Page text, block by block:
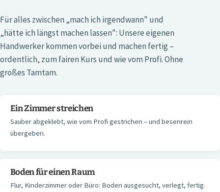
Für alles zwischen „mach ich irgendwann" und
„hätte ich längst machen lassen": Unsere eigenen
Handwerker kommen vorbei und machen fertig –
ordentlich, zum fairen Kurs und wie vom Profi. Ohne
großes Tamtam.
Ein Zimmer streichen
Sauber abgeklebt, wie vom Profi gestrichen – und besenrein
übergeben.
Boden für einen Raum
Flur, Kinderzimmer oder Büro: Boden ausgesucht, verlegt, fertig.